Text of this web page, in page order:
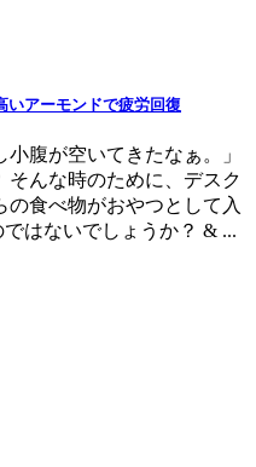
いアーモンドで疲労回復
腹が空いてきたなぁ。」
そんな時のために、デスク
食べ物がおやつとして入
はないでしょうか？ & ...